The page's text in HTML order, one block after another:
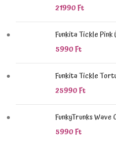
21990Ft
Funkita Tickle Pink
5990Ft
Funkita Tickle
25990Ft
FunkyTrunks Wave
5990Ft